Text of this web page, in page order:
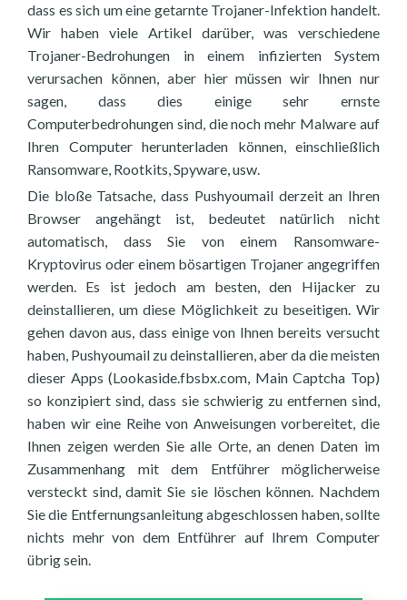
dass es sich um eine getarnte Trojaner-Infektion handelt.
Wir haben viele Artikel darüber, was verschiedene
Trojaner-Bedrohungen in einem infizierten System
verursachen können, aber hier müssen wir Ihnen nur
sagen, dass dies einige sehr ernste
Computerbedrohungen sind, die noch mehr Malware auf
Ihren Computer herunterladen können, einschließlich
Ransomware, Rootkits, Spyware, usw.
Die bloße Tatsache, dass Pushyoumail derzeit an Ihren
Browser angehängt ist, bedeutet natürlich nicht
automatisch, dass Sie von einem Ransomware-
Kryptovirus oder einem bösartigen Trojaner angegriffen
werden. Es ist jedoch am besten, den Hijacker zu
deinstallieren, um diese Möglichkeit zu beseitigen. Wir
gehen davon aus, dass einige von Ihnen bereits versucht
haben, Pushyoumail zu deinstallieren, aber da die meisten
dieser Apps (Lookaside.fbsbx.com, Main Captcha Top)
so konzipiert sind, dass sie schwierig zu entfernen sind,
haben wir eine Reihe von Anweisungen vorbereitet, die
Ihnen zeigen werden Sie alle Orte, an denen Daten im
Zusammenhang mit dem Entführer möglicherweise
versteckt sind, damit Sie sie löschen können. Nachdem
Sie die Entfernungsanleitung abgeschlossen haben, sollte
nichts mehr von dem Entführer auf Ihrem Computer
übrig sein.